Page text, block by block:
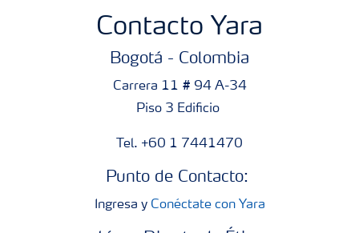
Contacto Yara
Bogotá - Colombia
Carrera 11 # 94 A-34
Piso 3 Edificio
Tel. +60 1 7441470
Punto de Contacto:
Ingresa y Conéctate con Yara